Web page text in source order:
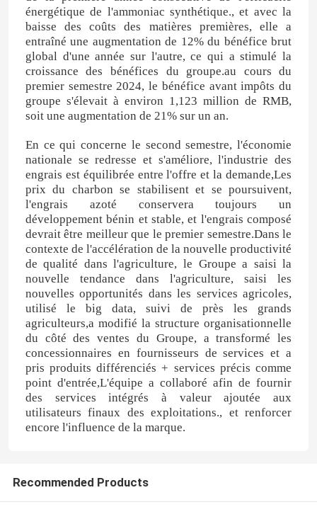
Maison
Produits
Vidéos
Au sujet de nous
Visite d'usine
Contrôle de qualité
Contactez-nous
Nouvelles
Cas
énergétique de l'ammoniac synthétique., et avec la
baisse des coûts des matières premières, elle a
entraîné une augmentation de 12% du bénéfice brut
global d'une année sur l'autre, ce qui a stimulé la
croissance des bénéfices du groupe.au cours du
premier semestre 2024, le bénéfice avant impôts du
groupe s'élevait à environ 1,123 million de RMB,
soit une augmentation de 21% sur un an.
En ce qui concerne le second semestre, l'économie
nationale se redresse et s'améliore, l'industrie des
engrais est équilibrée entre l'offre et la demande,Les
prix du charbon se stabilisent et se poursuivent,
l'engrais azoté conservera toujours un
développement bénin et stable, et l'engrais composé
devrait être meilleur que le premier semestre.Dans le
contexte de l'accélération de la nouvelle productivité
de qualité dans l'agriculture, le Groupe a saisi la
nouvelle tendance dans l'agriculture, saisi les
nouvelles opportunités dans les services agricoles,
utilisé le big data, suivi de près les grands
agriculteurs,a modifié la structure organisationnelle
du côté des ventes du Groupe, a transformé les
concessionnaires en fournisseurs de services et a
pris produits différenciés + services précis comme
point d'entrée,L'équipe a collaboré afin de fournir
des services intégrés à valeur ajoutée aux
utilisateurs finaux des exploitations., et renforcer
encore l'influence de la marque.
Recommended Products